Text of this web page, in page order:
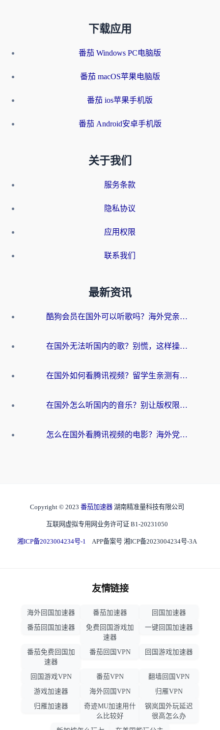
下载应用
番茄 Windows PC电脑版
番茄 macOS苹果电脑版
番茄 ios苹果手机版
番茄 Android安卓手机版
关于我们
服务条款
隐私协议
应用权限
联系我们
最新资讯
酷狗会员在国外可以听歌吗？海外党亲测有效：3步解决音乐权限难题
在国外无法听国内的歌？别慌，这样操作就能畅听QQ音乐（附亲测加速器推荐）
在国外如何看腾讯视频？留学生亲测有效的回国加速方案
在国外怎么听国内的音乐？别让版权限制断了你的华语歌单
怎么在国外看腾讯视频的电影？海外党亲测有效的回国加速指南
Copyright © 2023 番茄加速器 湖南精准量科技有限公司
互联网虚拟专用网业务许可证 B1-20231050
湘ICP备2023004234号-1 APP备案号 湘ICP备2023004234号-3A
友情链接
海外回国加速器 番茄加速器
回国加速器
番茄回国加速器
免费回国游戏加
速器
一键回国加速器
番茄免费回国加
速器
番茄回国VPN 回国游戏加速器
回国游戏VPN 番茄VPN
翻墙回国VPN
游戏加速器
海外回国VPN
归雁VPN
归雁加速器
奇迹MU加速用什
么比较好
钢岚国外玩延迟
很高怎么办